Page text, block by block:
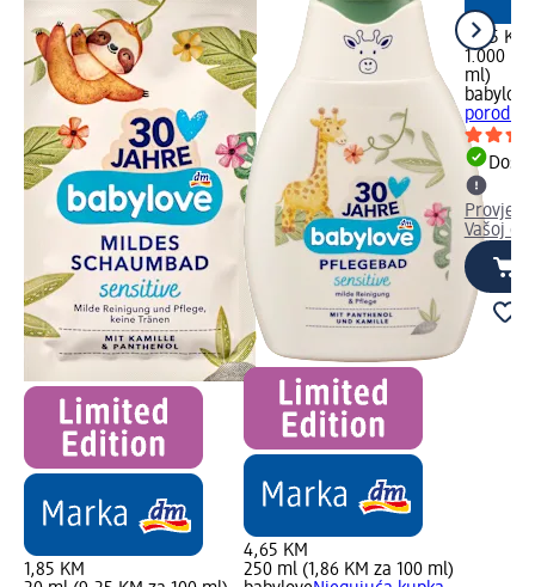
1,85 KM
4,65 KM
250 ml (1,86 KM za 100 ml)
8,65 KM
1.000 ml
ml)
babylove
Vašoj